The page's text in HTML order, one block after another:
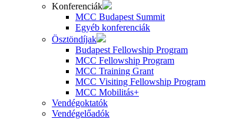
Konferenciák
MCC Budapest Summit
Egyéb konferenciák
Ösztöndíjak
Budapest Fellowship Program
MCC Fellowship Program
MCC Training Grant
MCC Visiting Fellowship Program
MCC Mobilitás+
Vendégoktatók
Vendégelőadók